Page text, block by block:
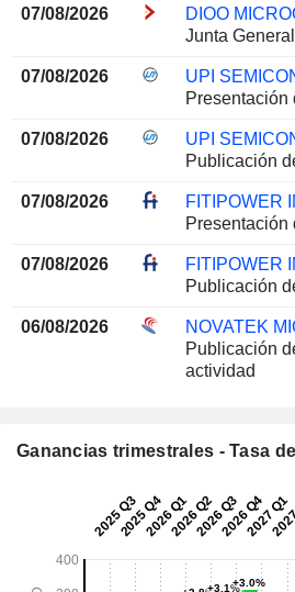
07/08/2026
Junta
07/08/2026
UPI
Presentación
07/08/2026
UPI
Publicación
07/08/2026
Presentación
07/08/2026
Publicación
06/08/2026
Publicación
actividad
Ganancias trimestrales - Tasa